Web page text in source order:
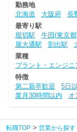
勤務地
北海道
大阪府 長
最寄り駅
堀切駅
牛田(東京
屋大通駅
割出駅
業種
プラント・エンジニ
特徴
第二新卒歓迎
5日
業月30時間以内
オ
転職TOP 営業から探す